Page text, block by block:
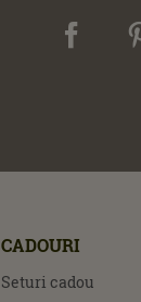
CADOURI
Seturi cadou